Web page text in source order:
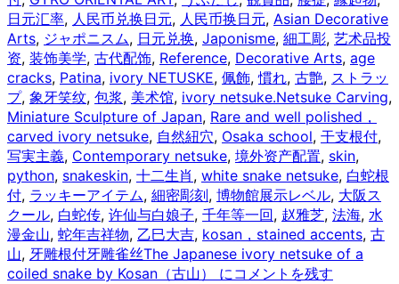
日元汇率, 人民币兑换日元, 人民币换日元, Asian Decorative
Arts, ジャポニスム, 日元兑换, Japonisme, 細工彫, 艺术品投
资, 装饰美学, 古代配饰, Reference, Decorative Arts, age
cracks, Patina, ivory NETUSKE, 佩飾,慣れ, 古艶, ストラッ
プ, 象牙笑纹, 包浆, 美术馆, ivory netsuke.Netsuke Carving,
Miniature Sculpture of Japan, Rare and well polished，
carved ivory netsuke, 自然紐穴, Osaka school, 干支根付,
写実主義, Contemporary netsuke, 境外资产配置, skin,
python, snakeskin, 十二生肖 , white snake netsuke, 白蛇根
付, ラッキーアイテム, 細密彫刻, 博物館展示レベル, 大阪ス
クール, 白蛇传, 许仙与白娘子, 千年等一回, 赵雅芝, 法海, 水
漫金山, 蛇年吉祥物, 乙巳大吉, kosan，stained accents, 古
山, 牙雕根付牙雕雀丝The Japanese ivory netsuke of a
coiled snake by Kosan（古山） にコメントを残す